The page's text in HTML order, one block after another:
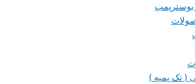
بوسترپمپ
( تک پمپه )